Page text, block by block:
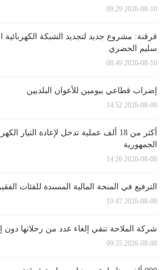
2026-08-10 09:29
قرقنة: مشروع جديد لتجديد الشبكة الكهربائية
سليم الحضري
2026-08-10 08:49
إضراب قطاعي بيومين للأعوان البلديين
2026-08-08 14:52
أكثر من 18 ألف عملية تدخل لإعادة
الجمهورية
2026-08-08 14:26
الترفيع في المنحة المالية المسندة للفئات
2026-08-08 10:47
شركة الملاحة تنفي إلغاء عدد من رحلاتها
2026-08-08 09:35